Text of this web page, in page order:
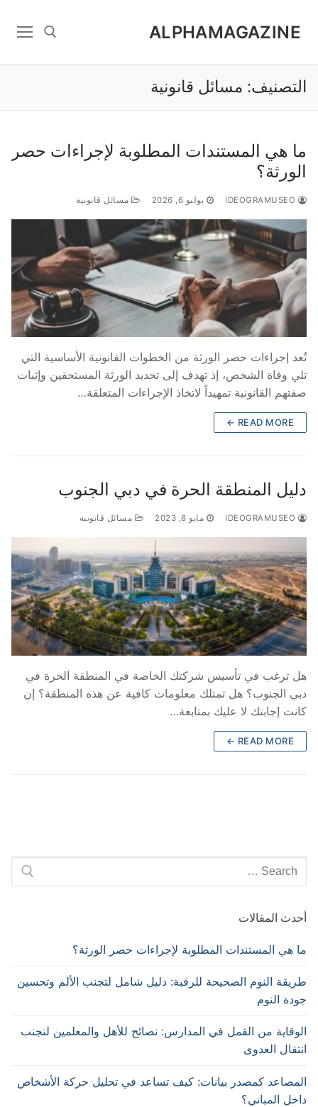
ALPHAMAGAZINE
Search for: التصنيف: مسائل قانونية
ما هي المستندات المطلوبة لإجراءات حصر
الورثة؟
يوليو 6, 2026 مسائل قانونية
تُعد إجراءات حصر الورثة من الخطوات القانونية الأساسية التي
تلي وفاة الشخص، إذ تهدف إلى تحديد الورثة المستحقين وإثبات
صفتهم القانونية تمهيداً لاتخاذ الإجراءات المتعلقة…
READ MORE ←
دليل المنطقة الحرة في دبي الجنوب
مايو 8, 2023 مسائل قانونية
هل ترغب في تأسيس شركتك الخاصة في المنطقة الحرة في
دبي الجنوب؟ هل تمتلك معلومات كافية عن هذه المنطقة؟ إن
كانت إجابتك لا عليك بمتابعة…
READ MORE ←
Search
for:
أحدث المقالات
ما هي المستندات المطلوبة لإجراءات حصر الورثة؟
طريقة النوم الصحيحة للرقبة: دليل شامل لتجنب الألم وتحسين
جودة النوم
الوقاية من القمل في المدارس: نصائح للأهل والمعلمين لتجنب
انتقال العدوى
المصاعد كمصدر بيانات: كيف تساعد في تحليل حركة الأشخاص
داخل المباني؟